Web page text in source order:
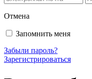
Отмена
Запомнить меня
Забыли пароль?
Зарегистрироваться